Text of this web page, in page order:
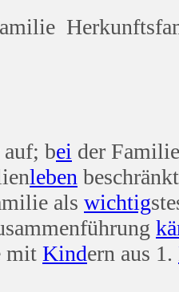
auf; bei der
leben
als wichtig
mit Kindern aus 1.